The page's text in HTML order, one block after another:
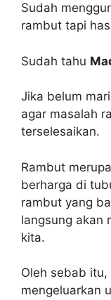
Sudah
rambut tapi
Sudah tahu
Jika belum
agar masalah
terselesaikan.
Rambut
berharga di
rambut yang
langsung akan
kita.
Oleh sebab
mengeluarkan